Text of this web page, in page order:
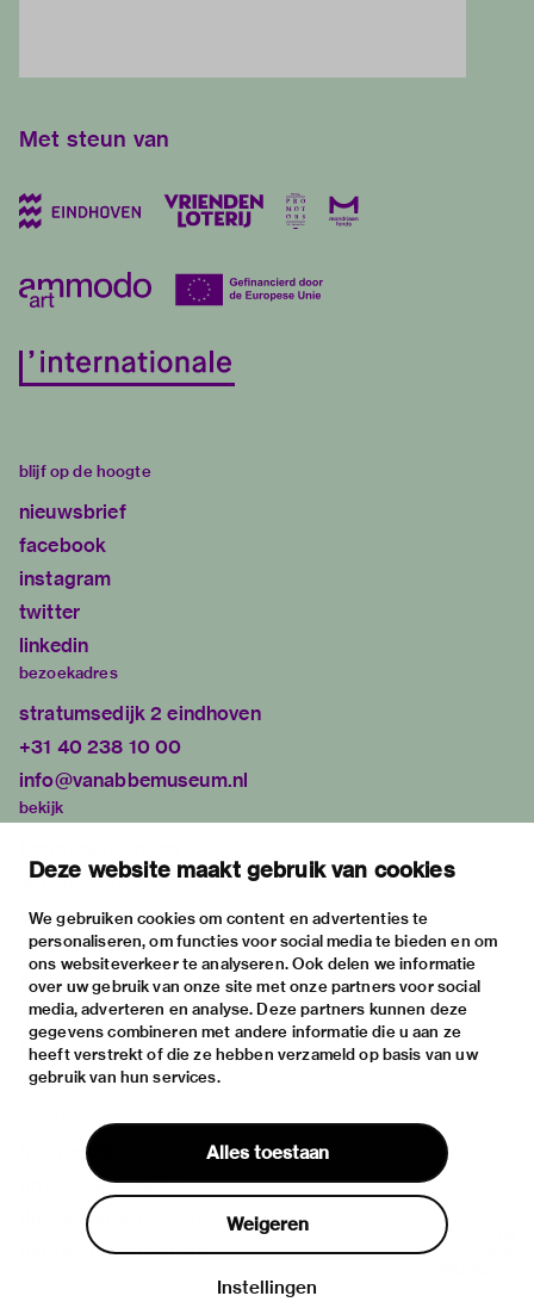
Deze website maakt gebruik van cookies
We gebruiken cookies om content en advertenties te
personaliseren, om functies voor social media te bieden en om
ons websiteverkeer te analyseren. Ook delen we informatie
over uw gebruik van onze site met onze partners voor social
media, adverteren en analyse. Deze partners kunnen deze
gegevens combineren met andere informatie die u aan ze
heeft verstrekt of die ze hebben verzameld op basis van uw
gebruik van hun services.
Alles toestaan
Weigeren
Instellingen
Met steun van
blijf op de hoogte
nieuwsbrief
facebook
instagram
twitter
linkedin
bezoekadres
stratumsedijk 2 eindhoven
+31 40 238 10 00
info@vanabbemuseum.nl
bekijk
activiteiten
praktische informatie
over
het museum
de collectie
fondsen & partners
huisregels
privacy & cookies
disclaimer & colofon
digitoegankelijkheid